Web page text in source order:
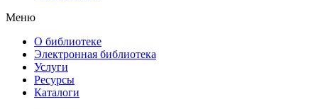
Меню
О библиотеке
Электронная библиотека
Услуги
Ресурсы
Каталоги